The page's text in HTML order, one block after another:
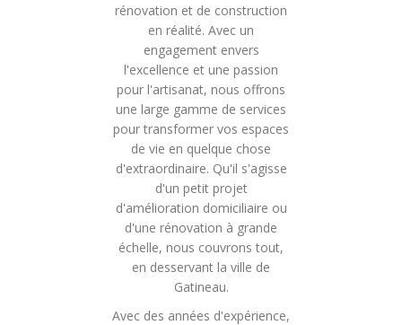
rénovation et de construction
en réalité. Avec un
engagement envers
l'excellence et une passion
pour l'artisanat, nous offrons
une large gamme de services
pour transformer vos espaces
de vie en quelque chose
d'extraordinaire. Qu'il s'agisse
d'un petit projet
d'amélioration domiciliaire ou
d'une rénovation à grande
échelle, nous couvrons tout,
en desservant la ville de
Gatineau.
Avec des années d'expérience,